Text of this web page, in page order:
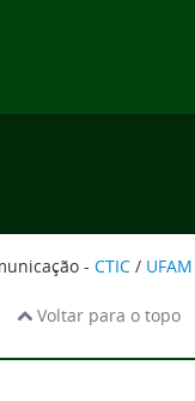
- CTIC / UFAM
Voltar para o topo